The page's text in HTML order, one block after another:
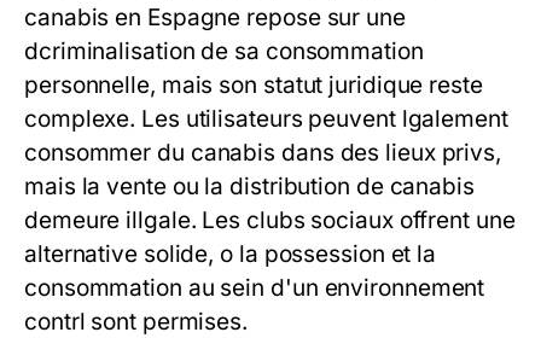
canabis en Espagne repose sur une
dcriminalisation de sa consommation
personnelle, mais son statut juridique reste
complexe. Les utilisateurs peuvent lgalement
consommer du canabis dans des lieux privs,
mais la vente ou la distribution de canabis
demeure illgale. Les clubs sociaux offrent une
alternative solide, o la possession et la
consommation au sein d'un environnement
contrl sont permises.